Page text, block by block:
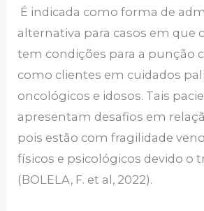
É indicada como forma de
alternativa para casos em que
tem condições para a punção
como clientes em cuidados
oncológicos e idosos. Tais
apresentam desafios em
pois estão com fragilidade
físicos e psicológicos devido o
(BOLELA, F. et al, 2022).